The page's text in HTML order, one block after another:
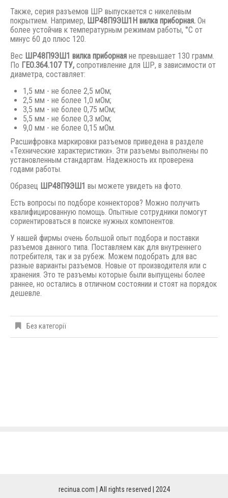
Также, серия разъемов ШР выпускается с никелевым
покрытием. Например, ШР48П9ЭШ1Н вилка приборная. Он
более устойчив к температурным режимам работы, °С от
минус 60 до плюс 120.
Вес ШР48П9ЭШ1 вилка приборная не превышает 130 грамм.
По ГЕО.364.107 ТУ, сопротивление для ШР, в зависимости от
диаметра, составляет:
1,5 мм - не более 2,5 мОм;
2,5 мм - не более 1,0 мОм;
3,5 мм - не более 0,75 мОм;
5,5 мм - не более 0,3 мОм;
9,0 мм - не более 0,15 мОм.
Расшифровка маркировки разъемов приведена в разделе
«Технические характеристики». Эти разъемы выполнены по
установленным стандартам. Надежность их проверена
годами работы.
Образец ШР48П9ЭШ1 вы можете увидеть на фото.
Есть вопросы по подборе коннекторов? Можно получить
квалифицированную помощь. Опытные сотрудники помогут
сориентироваться в поиске нужных компонентов.
У нашей фирмы очень большой опыт подбора и поставки
разъемов данного типа. Поставляем как для внутреннего
потребителя, так и за рубеж. Можем подобрать для вас
разные варианты разъемов. Новые от производителя или с
хранения. Это те разъемы которые были выпущены более
раннее, но остались в отличном состоянии и стоят на порядок
дешевле.
Без категорії
recinua.com | All rights reserved | 2024